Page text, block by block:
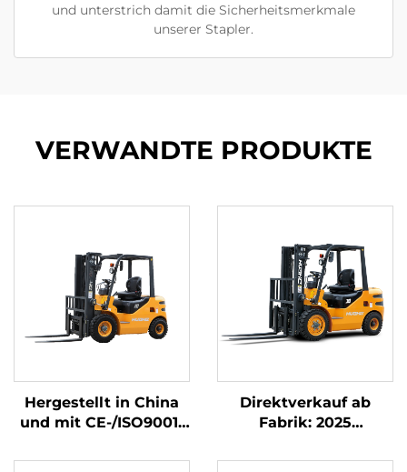
und unterstrich damit die Sicherheitsmerkmale
unserer Stapler.
VERWANDTE PRODUKTE
Hergestellt in China
und mit CE-/ISO9001-
Direktverkauf ab
Direktverkauf ab
Fabrik: 2025
HUAHE, 4-Rad-Diesel-